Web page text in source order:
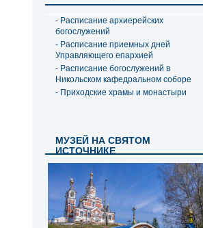
- Расписание архиерейских
богослужений
- Расписание приемных дней
Управляющего епархией
- Расписание богослужений в
Никольском кафедральном соборе
- Приходские храмы и монастыри
МУЗЕЙ НА СВЯТОМ
ИСТОЧНИКЕ